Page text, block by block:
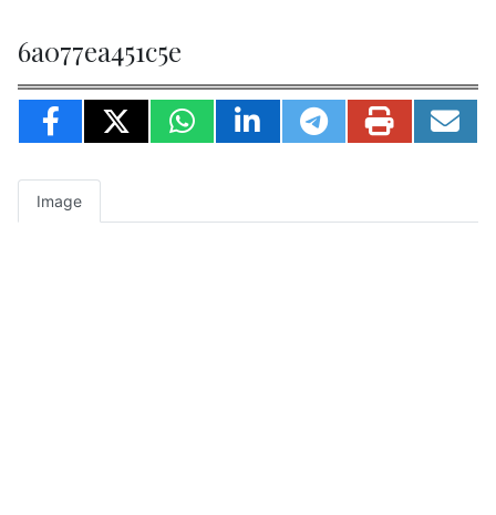
6a077ea451c5e
Image